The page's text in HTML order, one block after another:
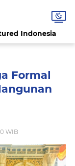
Indonesia
Formal
WIB